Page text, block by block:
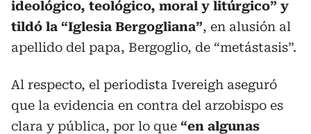
ideológico, teológico, moral y litúrgico” y
tildó la “Iglesia Bergogliana”, en alusión al
apellido del papa, Bergoglio, de “metástasis”.
Al respecto, el periodista Ivereigh aseguró
que la evidencia en contra del arzobispo es
clara y pública, por lo que “en algunas